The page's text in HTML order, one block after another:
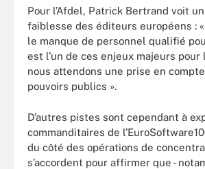
Pour l’Afdel, Patrick Bertrand voit
faiblesse des éditeurs européens :
le manque de personnel qualifié
est l’un de ces enjeux majeurs pour
nous attendons une prise en
pouvoirs publics ».
D’autres pistes sont cependant à
commanditaires de
du côté des opérations de
s’accordent pour affirmer que -